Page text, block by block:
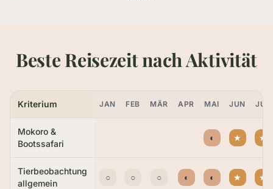
Beste Reisezeit nach Aktivität
Kriterium JAN FEB MÄR APR MAI JUN JUL
Mokoro &
Bootssafari
◐ ★ ★
Tierbeobachtung
allgemein
○ ○ ○ ◐ ◐ ★ ★